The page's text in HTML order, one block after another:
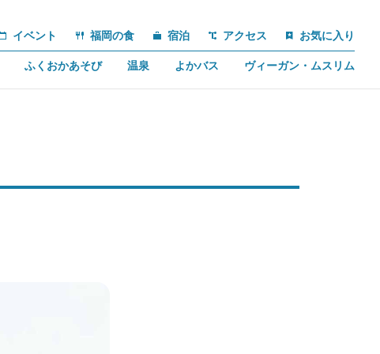
イベント 福岡の食 宿泊 アクセス お気に入り
ふくおかあそび 温泉 よかバス ヴィーガン・ムスリム